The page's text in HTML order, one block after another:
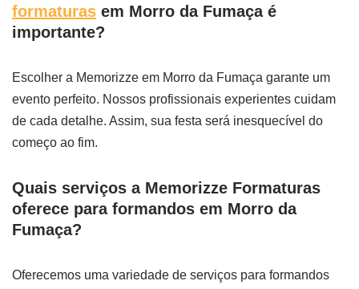
formaturas em Morro da Fumaça é
importante?
Escolher a Memorizze em Morro da Fumaça garante um
evento perfeito. Nossos profissionais experientes cuidam
de cada detalhe. Assim, sua festa será inesquecível do
começo ao fim.
Quais serviços a Memorizze Formaturas
oferece para formandos em Morro da
Fumaça?
Oferecemos uma variedade de serviços para formandos